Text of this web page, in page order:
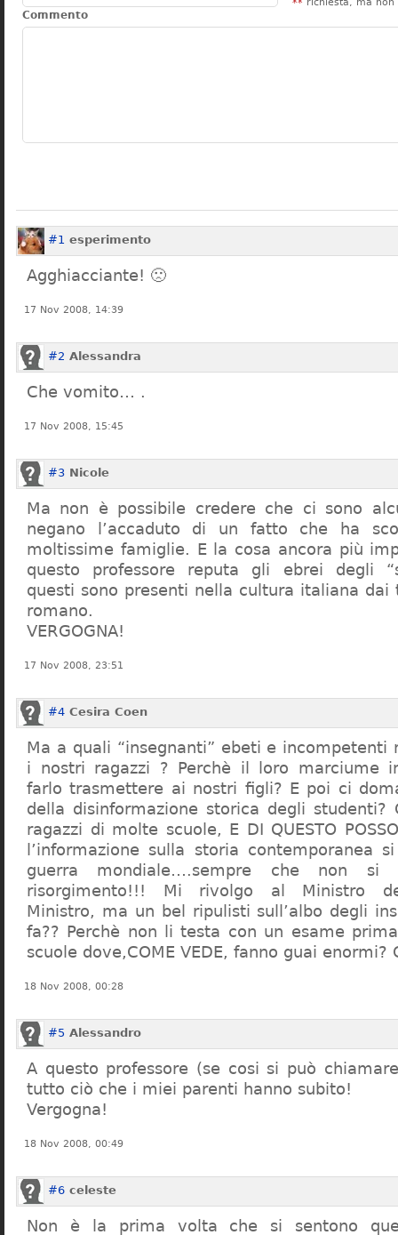
Commento
#1 esperimento
Agghiacciante! 🙁
17 Nov 2008, 14:39
#2 Alessandra
Che vomito… .
17 Nov 2008, 15:45
#3 Nicole
Ma non è possibile credere che ci sono
negano l’accaduto di un fatto che ha
moltissime famiglie. E la cosa ancora più
questo professore reputa gli ebrei degli
questi sono presenti nella cultura italiana dai
romano.
VERGOGNA!
17 Nov 2008, 23:51
#4 Cesira Coen
Ma a quali “insegnanti” ebeti e
i nostri ragazzi ? Perchè il loro marciume
farlo trasmettere ai nostri figli? E poi ci
della disinformazione storica degli
ragazzi di molte scuole, E DI QUESTO POSSO
l’informazione sulla storia contemporanea
guerra mondiale….sempre che non
risorgimento!!! Mi rivolgo al Ministro
Ministro, ma un bel ripulisti sull’albo degli
fa?? Perchè non li testa con un esame
scuole dove,COME VEDE, fanno guai enormi?
18 Nov 2008, 00:28
#5 Alessandro
A questo professore (se cosi si può
tutto ciò che i miei parenti hanno subito!
Vergogna!
18 Nov 2008, 00:49
#6 celeste
Non è la prima volta che si sentono